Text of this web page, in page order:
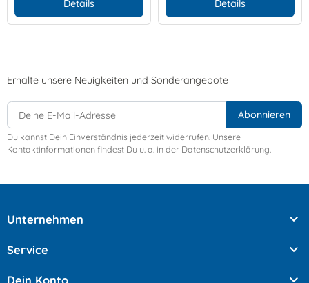
Details Details
Erhalte unsere Neuigkeiten und Sonderangebote
Du kannst Dein Einverständnis jederzeit widerrufen. Unsere
Kontaktinformationen findest Du u. a. in der Datenschutzerklärung.
Unternehmen 
Service 
Dein Konto